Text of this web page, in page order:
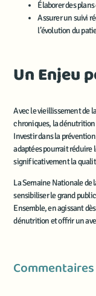
Élaborer des
Assurer un suivi
l’évolution du
Un Enjeu
Avec le vieillissement de
chroniques, la dénutrition
Investir dans la
adaptées pourrait réduire
significativement la
La Semaine Nationale de
sensibiliser le grand
Ensemble, en agissant
dénutrition et offrir un
Commentaires